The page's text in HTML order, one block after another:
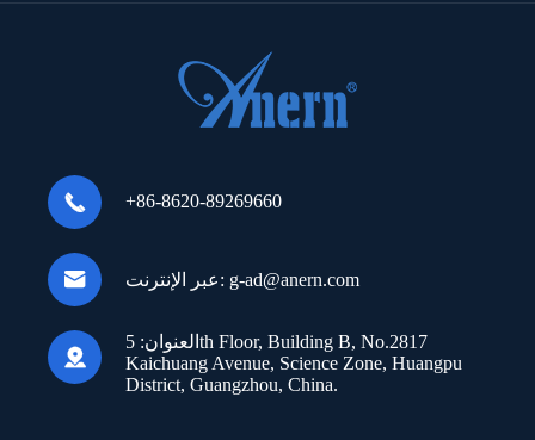
 +86-8620-89269660
 عبر الإنترنت: g-ad@anern.com

العنوان: 5th Floor, Building B, No.2817
Kaichuang Avenue, Science Zone, Huangpu
District, Guangzhou, China.